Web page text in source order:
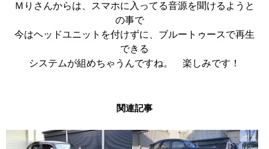
Ｍりさんからは、スマホに入ってる音源を聞けるようと
の事で
今はヘッドユニットを付けずに、ブルートゥースで再生
できる
システムが組めちゃうんですね。 楽しみです！
関連記事